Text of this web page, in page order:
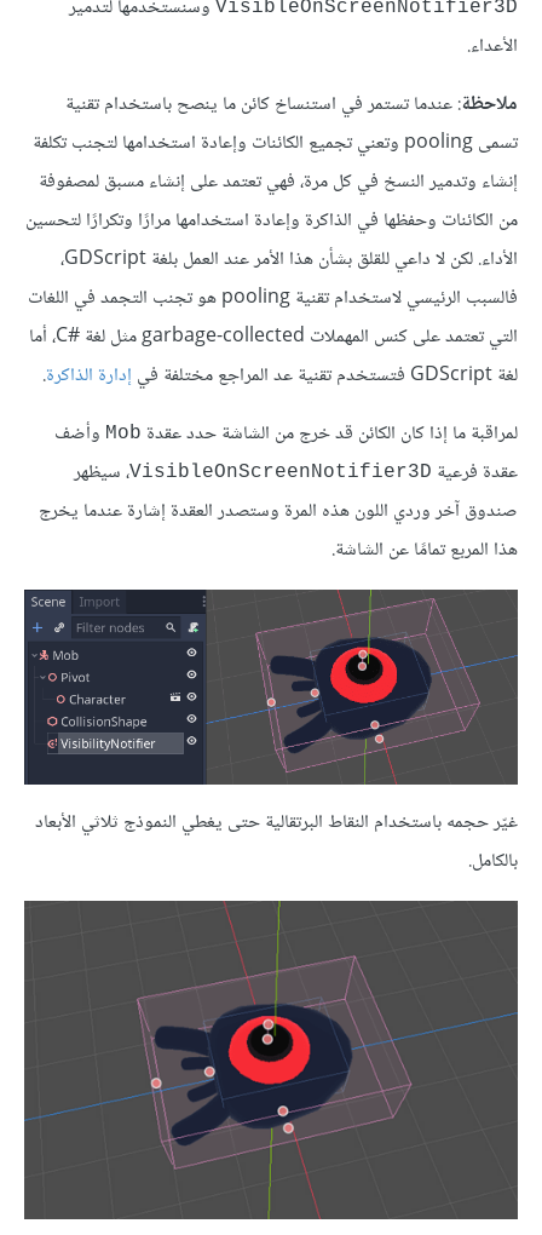
VisibleOnScreenNotifier3D وسنستخدمها لتدمير
الأعداء.
ملاحظة: عندما تستمر في استنساخ كائن ما ينصح باستخدام تقنية
تسمى pooling وتعني تجميع الكائنات وإعادة استخدامها لتجنب تكلفة
إنشاء وتدمير النسخ في كل مرة، فهي تعتمد على إنشاء مسبق لمصفوفة
من الكائنات وحفظها في الذاكرة وإعادة استخدامها مرارًا وتكرارًا لتحسين
الأداء. لكن لا داعي للقلق بشأن هذا الأمر عند العمل بلغة GDScript،
فالسبب الرئيسي لاستخدام تقنية pooling هو تجنب التجمد في اللغات
التي تعتمد على كنس المهملات garbage-collected مثل لغة C#‎، أما
لغة GDScript فتستخدم تقنية عد المراجع مختلفة في ‎
إدارة الذاكرة.
لمراقبة ما إذا كان الكائن قد خرج من الشاشة حدد عقدة Mob وأضف
عقدة فرعية VisibleOnScreenNotifier3D، سيظهر
صندوق آخر وردي اللون هذه المرة وستصدر العقدة إشارة عندما يخرج
هذا المربع تمامًا عن الشاشة.
غيّر حجمه باستخدام النقاط البرتقالية حتى يغطي النموذج ثلاثي الأبعاد
بالكامل.